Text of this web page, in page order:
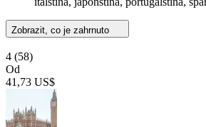
Zobrazit, co je zahrnuto
4 (58)
Od
41,73 US$